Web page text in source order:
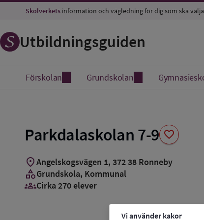
Vi använder kakor
Skolverkets information och vägledning för dig som ska
Utbildningsguiden
Förskolan Grundskolan
Parkdalaskolan 7-9 favorite
Spara
location_onAngelskogsvägen 1, 372 38 Ronneby
categoryGrundskola, Kommunal
groups_3Cirka 270 elever